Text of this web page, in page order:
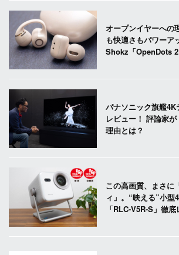
オープンイヤーへの
も快適さもパワーア
Shokz「OpenDots
パナソニック旗艦
レビュー！ 評論家
理由とは？
この高画質、まさに
ィ」。“映える”小型
「RLC-V5R-S」徹